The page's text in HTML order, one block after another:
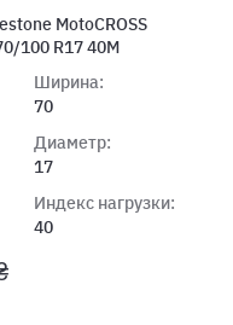
MotoCROSS
100 R17 40M
Ширина:
70
Диаметр:
17
Индекс нагрузки:
40